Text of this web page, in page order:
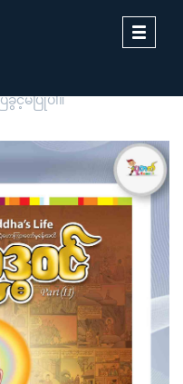
Toggle
င်းဖြစ်ပါသည်။ တစ်ဆင့်ကူး
ခွင့်မပြုပါ။